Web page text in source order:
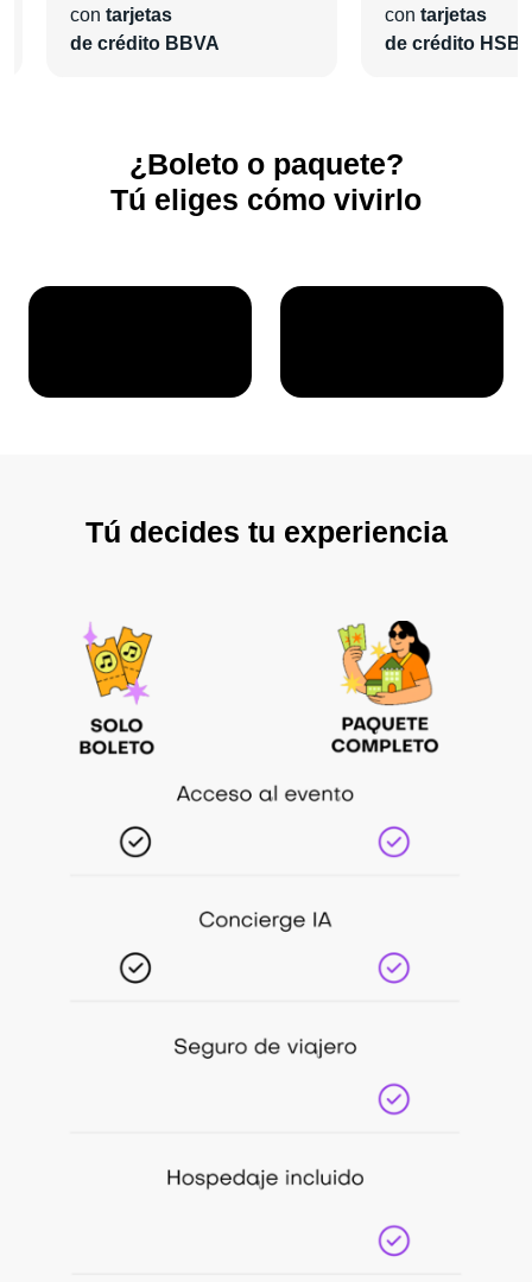
con tarjetas
de crédito BBVA
con tarjetas
de crédito
¿Boleto o paquete?
Tú eliges cómo vivirlo
Tú decides tu experiencia